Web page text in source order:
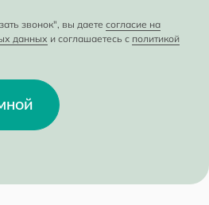
звонок", вы даете согласие на
данных и соглашаетесь с политикой